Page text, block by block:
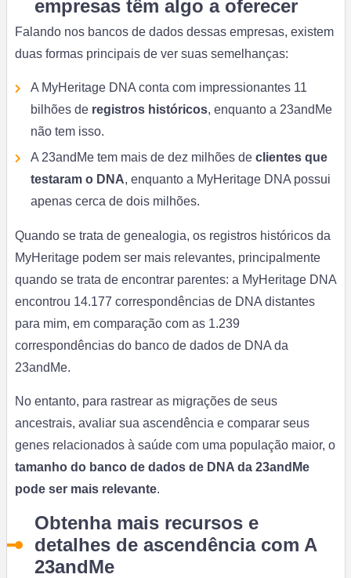
empresas têm algo a oferecer
Falando nos bancos de dados dessas empresas, existem
duas formas principais de ver suas semelhanças:
A MyHeritage DNA conta com impressionantes 11
bilhões de registros históricos, enquanto a 23andMe
não tem isso.
A 23andMe tem mais de dez milhões de clientes que
testaram o DNA, enquanto a MyHeritage DNA possui
apenas cerca de dois milhões.
Quando se trata de genealogia, os registros históricos da
MyHeritage podem ser mais relevantes, principalmente
quando se trata de encontrar parentes: a MyHeritage DNA
encontrou 14.177 correspondências de DNA distantes
para mim, em comparação com as 1.239
correspondências do banco de dados de DNA da
23andMe.
No entanto, para rastrear as migrações de seus
ancestrais, avaliar sua ascendência e comparar seus
genes relacionados à saúde com uma população maior, o
tamanho do banco de dados de DNA da 23andMe
pode ser mais relevante.
Obtenha mais recursos e
detalhes de ascendência com A
23andMe